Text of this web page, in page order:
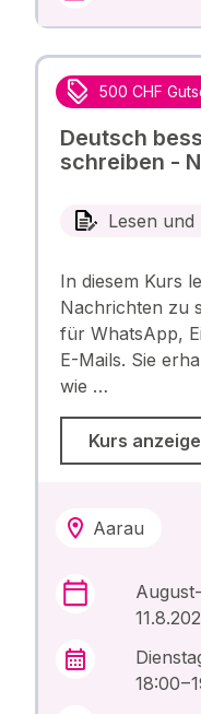
500 CHF
Deutsch
schreiben -
Lesen
In diesem Kurs
Nachrichten zu
für WhatsApp,
E-Mails. Sie
wie …
Kurs
Aarau
August
18:00 –